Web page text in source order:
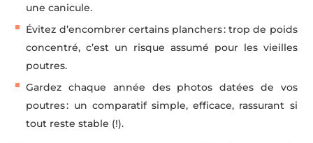
une canicule.
Évitez d’encombrer certains planchers : trop de poids
concentré, c’est un risque assumé pour les vieilles
poutres.
Gardez chaque année des photos datées de vos
poutres : un comparatif simple, efficace, rassurant si
tout reste stable (!).